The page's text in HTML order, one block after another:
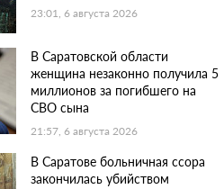
23:01, 6 августа 2026
В Саратовской области
женщина незаконно получила 5
миллионов за погибшего на
СВО сына
21:57, 6 августа 2026
В Саратове больничная ссора
закончилась убийством